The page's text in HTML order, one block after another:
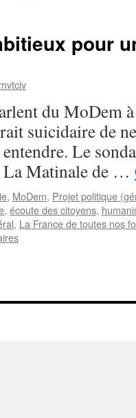
pour
du MoDem
suicidaire de
Le
Matinale de …
, MoDem, Projet politique
, écoute des citoyens,
, La France de toutes nos